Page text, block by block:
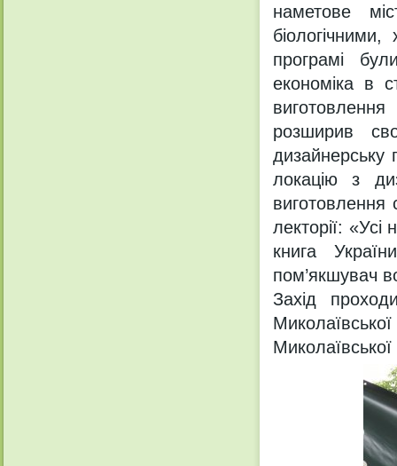
наметове
програмі
економіка в
розширив
дизайнерську
локацію з
виготовлення
лекторії:
книга
пом’якшувач
Захід
Миколаївської